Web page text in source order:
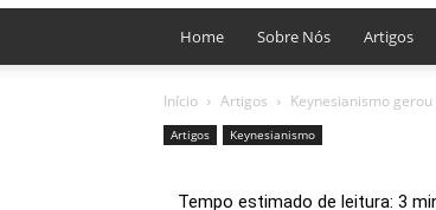
Home Sobre Nós Artigos
Início Artigos Keynesianismo
Artigos Keynesianismo